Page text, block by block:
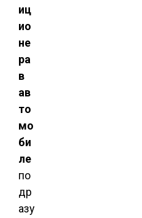
иц
ио
не
ра
в
ав
то
мо
би
ле
по
др
азу